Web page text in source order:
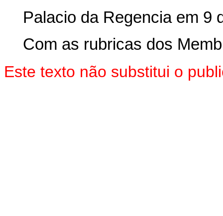
Palacio da Regencia em 9
Com as rubricas dos
Este texto não substitui o